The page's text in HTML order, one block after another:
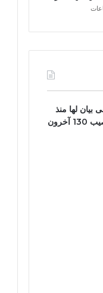
بيان لها منذ
قليل، أن 12 شخصا لقوا مصرعهم وأصيب 130 آخرون